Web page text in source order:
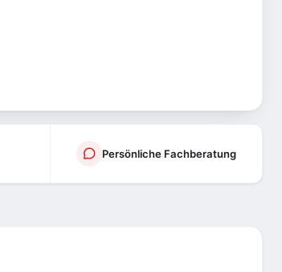
Persönliche Fachberatung